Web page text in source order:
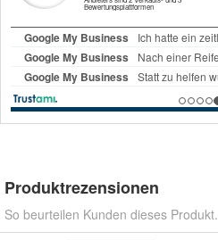
Produktrezensionen
So beurteilen Kunden dieses Produkt.